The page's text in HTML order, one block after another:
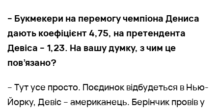
– Букмекери на перемогу чемпіона Дениса
дають коефіцієнт 4,75, на претендента
Девіса – 1,23. На вашу думку, з чим це
пов’язано?
– Тут усе просто. Поєдинок відбудеться в Нью-
Йорку, Девіс – американець. Берінчик провів у